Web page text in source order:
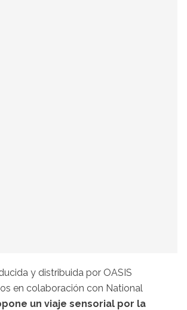
y distribuida por OASIS
en colaboración con National
un viaje sensorial por la